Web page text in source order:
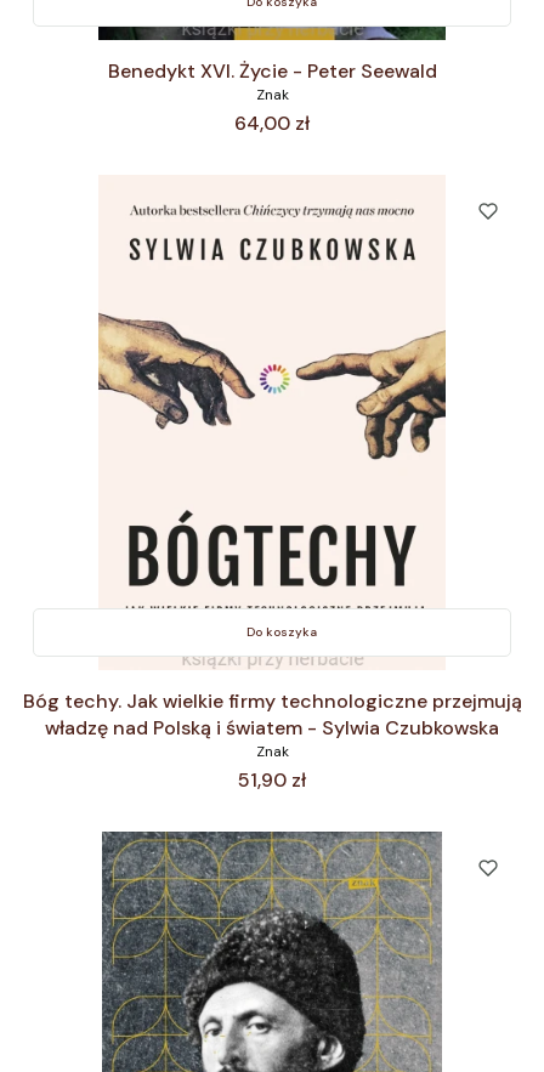
Benedykt XVI. Życie - Peter Seewald
Znak
Cena
64,00 zł
Do koszyka
Bóg techy. Jak wielkie firmy technologiczne przejmują
władzę nad Polską i światem - Sylwia Czubkowska
Znak
Cena
51,90 zł